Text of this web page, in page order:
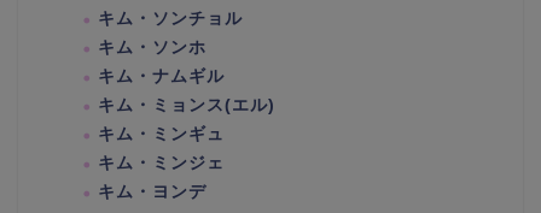
キム・ソンチョル
キム・ソンホ
キム・ナムギル
キム・ミョンス(エル)
キム・ミンギュ
キム・ミンジェ
キム・ヨンデ